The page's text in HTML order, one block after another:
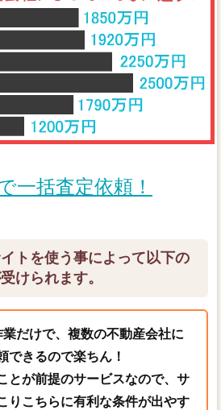
一括査定依頼！
トを使う事によって以下の
けられます。
だけで、複数の不動産会社に
できるので楽ちん！
とが前提のサービスなので、サ
りこちらに有利な条件が出やす